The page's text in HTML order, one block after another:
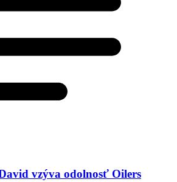
vzýva odolnosť Oilers